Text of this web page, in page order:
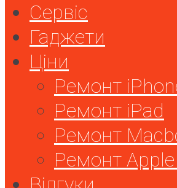
Сервіс
Гаджети
Ціни
Ремонт
Ремонт iPad
Ремонт
Ремонт